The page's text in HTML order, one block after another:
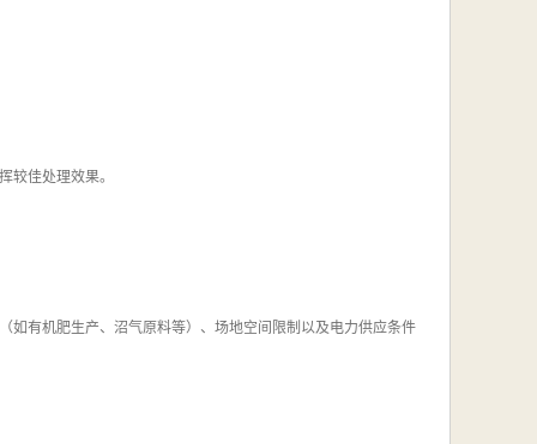
较佳处理效果。
如有机肥生产、沼气原料等）、场地空间限制以及电力供应条件